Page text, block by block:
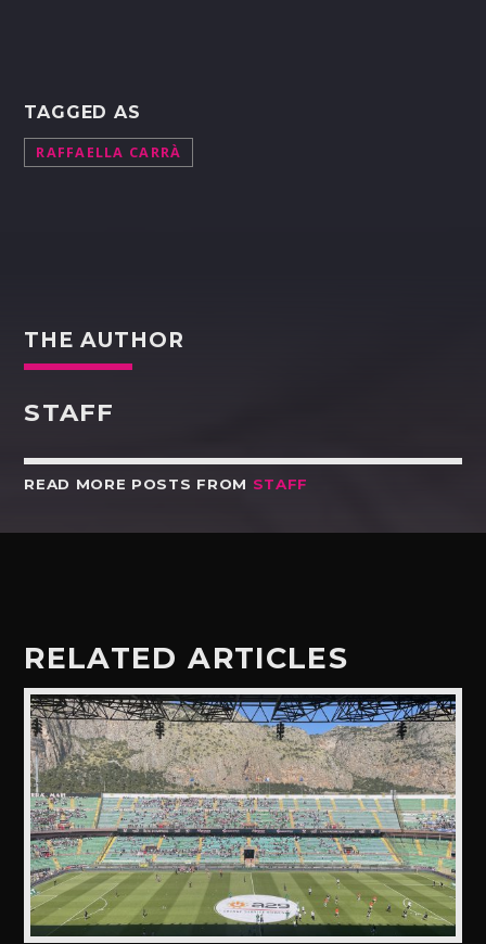
TAGGED AS
RAFFAELLA CARRÀ
THE AUTHOR
STAFF
READ MORE POSTS FROM STAFF
RELATED ARTICLES